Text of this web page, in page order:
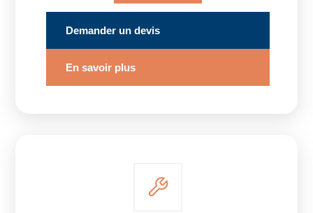
Demander un devis
En savoir plus